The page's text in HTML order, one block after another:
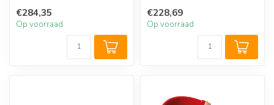
o...
€284,35
Op voorraad
glijbaan....
€228,69
Op voorraad